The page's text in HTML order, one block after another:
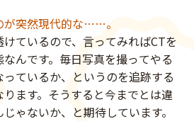
が突然現代的な……。
ているので、言ってみればCTを
んです。毎日写真を撮ってやる
ているか、というのを追跡する
ます。そうすると今までとは違
ゃないか、と期待しています。